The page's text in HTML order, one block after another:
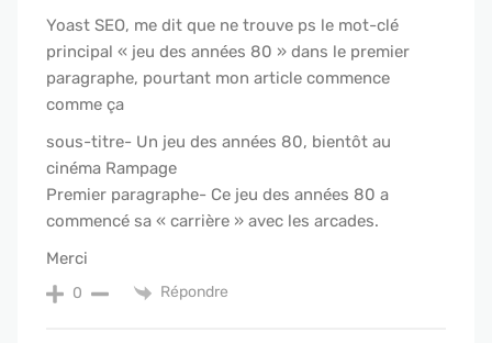
Yoast SEO, me dit que ne trouve ps le mot-clé
principal « jeu des années 80 » dans le premier
paragraphe, pourtant mon article commence
comme ça
sous-titre- Un jeu des années 80, bientôt au
cinéma Rampage
Premier paragraphe- Ce jeu des années 80 a
commencé sa « carrière » avec les arcades.
Merci
0 Répondre